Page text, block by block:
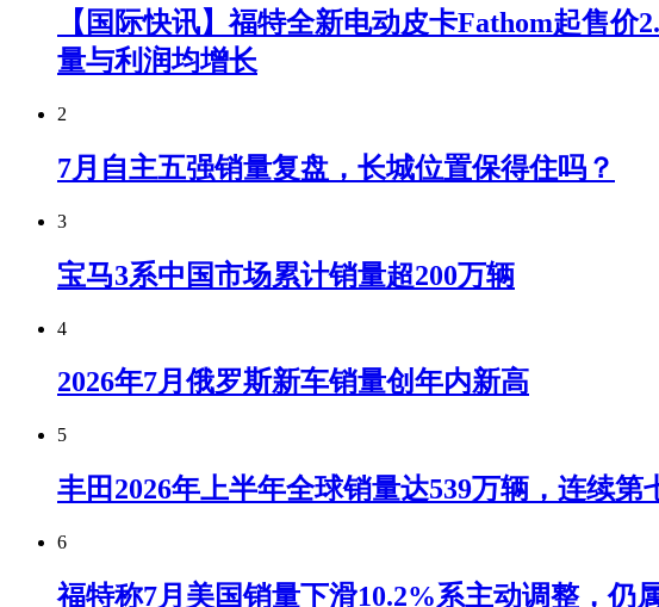
【国际快讯】福特全新电动皮卡Fathom起售
量与利润均增长
2
7月自主五强销量复盘，长城位置保得住吗？
3
宝马3系中国市场累计销量超200万辆
4
2026年7月俄罗斯新车销量创年内新高
5
丰田2026年上半年全球销量达539万辆，连续第
6
福特称7月美国销量下滑10.2%系主动调整，仍